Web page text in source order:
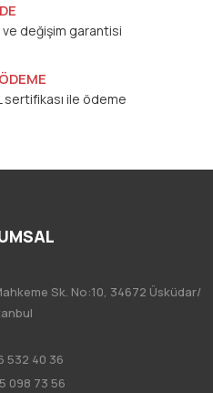
değişim garantisi
sertifikası ile ödeme
Sk. No:10, 34672 Üsküdar/
532 40 36
098 73 56